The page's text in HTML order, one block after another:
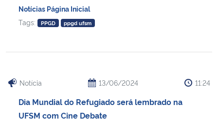
Banco Central do Brasil
Notícias Página Inicial
Tags:
PPGD ppgd ufsm
Notícia 13/06/2024 11:24
Dia Mundial do Refugiado será lembrado na
UFSM com Cine Debate